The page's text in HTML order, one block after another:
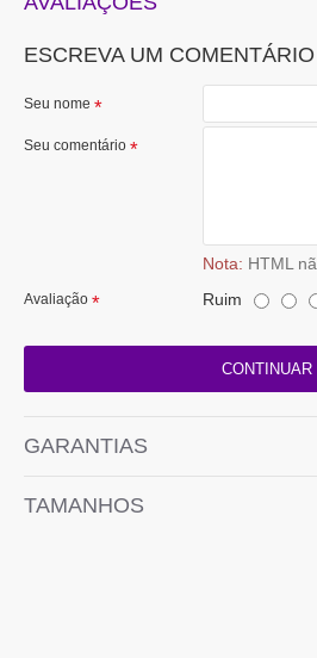
ESCREVA UM COMENTÁRIO
Seu nome
Seu comentário
Nota: HTML
Avaliação Ruim
CONTINUAR
GARANTIAS
TAMANHOS